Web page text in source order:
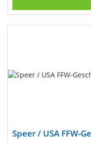
Speer / USA FFW-